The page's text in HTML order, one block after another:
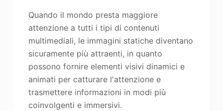
Quando il mondo presta maggiore
attenzione a tutti i tipi di contenuti
multimediali, le immagini statiche diventano
sicuramente più attraenti, in quanto
possono fornire elementi visivi dinamici e
animati per catturare l'attenzione e
trasmettere informazioni in modi più
coinvolgenti e immersivi.